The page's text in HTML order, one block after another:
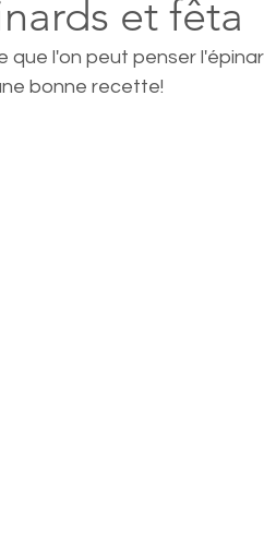
et fêta
que l'on peut penser
bonne recette!